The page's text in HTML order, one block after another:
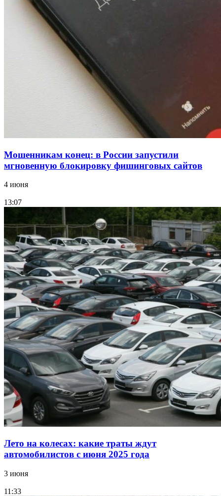
В Красноармейском районе Волгограда стартует
конкурс на ремонт моста через Волго‑Донской
судоходный канал
Фестиваль #ТриЧетыре в Волгограде пройдёт
11–13 сентября в рамках Года единства народов
Мошенникам конец: в России запустили
мгновенную блокировку фишинговых сайтов
4 июня
13:07
Лето на колесах: какие траты ждут
автомобилистов с июня 2025 года
3 июня
11:33